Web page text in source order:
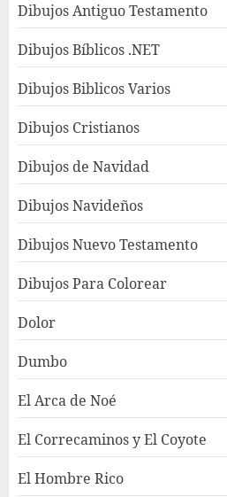
Dibujos Antiguo Testamento
Dibujos Bíblicos .NET
Dibujos Biblicos Varios
Dibujos Cristianos
Dibujos de Navidad
Dibujos Navideños
Dibujos Nuevo Testamento
Dibujos Para Colorear
Dolor
Dumbo
El Arca de Noé
El Correcaminos y El Coyote
El Hombre Rico